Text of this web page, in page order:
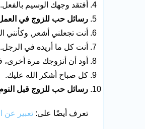
أفتقد وجهك الوسيم بالفعل.
رسائل حب للزوج في
أنت تجعلني أشعر, وكأنني
أنت كل ما أريده في الرجل.
أود أن أتزوجك مرة
كل صباح أشكر الله عليك.
رسائل حب للزوج قبل
تعرف أيضًا على: تعبير عن